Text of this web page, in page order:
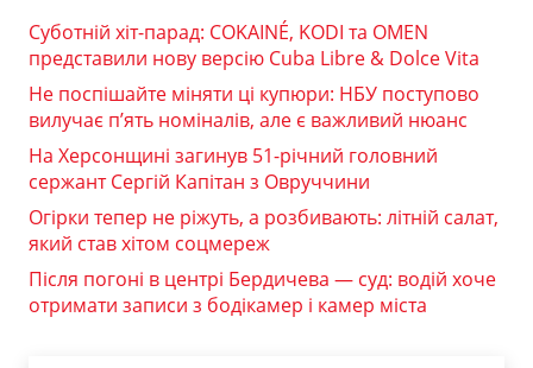
Суботній хіт-парад: COKAINÉ, KODI та OMEN
представили нову версію Cuba Libre & Dolce Vita
Не поспішайте міняти ці купюри: НБУ поступово
вилучає п’ять номіналів, але є важливий нюанс
На Херсонщині загинув 51-річний головний
сержант Сергій Капітан з Овруччини
Огірки тепер не ріжуть, а розбивають: літній салат,
який став хітом соцмереж
Після погоні в центрі Бердичева — суд: водій хоче
отримати записи з бодікамер і камер міста